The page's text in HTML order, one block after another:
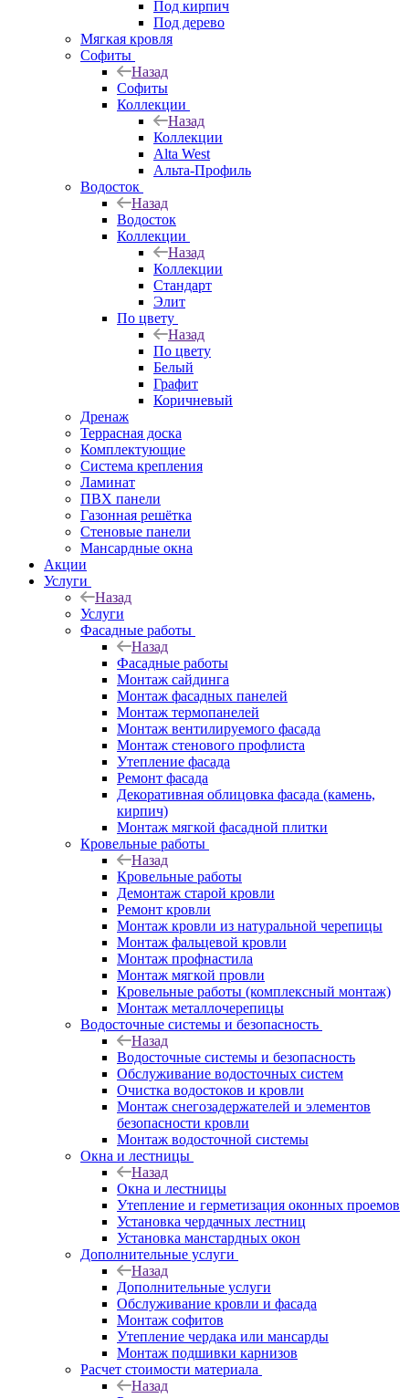
Под кирпич
Под дерево
Мягкая кровля
Софиты
Назад
Софиты
Коллекции
Назад
Коллекции
Alta West
Альта-Профиль
Водосток
Назад
Водосток
Коллекции
Назад
Коллекции
Стандарт
Элит
По цвету
Назад
По цвету
Белый
Графит
Коричневый
Дренаж
Террасная доска
Комплектующие
Система крепления
Ламинат
ПВХ панели
Газонная решётка
Стеновые панели
Мансардные окна
Акции
Услуги
Назад
Услуги
Фасадные работы
Назад
Фасадные работы
Монтаж сайдинга
Монтаж фасадных панелей
Монтаж термопанелей
Монтаж вентилируемого фасада
Монтаж стенового профлиста
Утепление фасада
Ремонт фасада
Декоративная облицовка фасада (камень,
кирпич)
Монтаж мягкой фасадной плитки
Кровельные работы
Назад
Кровельные работы
Демонтаж старой кровли
Ремонт кровли
Монтаж кровли из натуральной черепицы
Монтаж фальцевой кровли
Монтаж профнастила
Монтаж мягкой провли
Кровельные работы (комплексный монтаж)
Монтаж металлочерепицы
Водосточные системы и безопасность
Назад
Водосточные системы и безопасность
Обслуживание водосточных систем
Очистка водостоков и кровли
Монтаж снегозадержателей и элементов
безопасности кровли
Монтаж водосточной системы
Окна и лестницы
Назад
Окна и лестницы
Утепление и герметизация оконных проемов
Установка чердачных лестниц
Установка манстардных окон
Дополнительные услуги
Назад
Дополнительные услуги
Обслуживание кровли и фасада
Монтаж софитов
Утепление чердака или мансарды
Монтаж подшивки карнизов
Расчет стоимости материала
Назад